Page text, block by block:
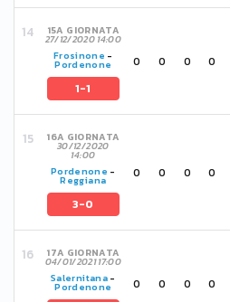
15A GIORNATA
27/12/2020 14:00
Frosinone -
Pordenone
1-1
0 0 0 0
16A GIORNATA
30/12/2020
14:00
Pordenone -
Reggiana
3-0
0 0 0 0
17A GIORNATA
04/01/2021 17:00
Salernitana-
Pordenone 0 0 0 0